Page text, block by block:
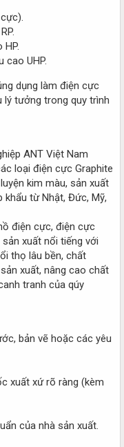
UHP.
dụng làm điện cực
lý tưởng trong quy trình
ANT Việt Nam
loại điện cực Graphite
kim màu, sản xuất
khẩu từ Nhật, Đức, Mỹ,
điện cực, điện cực
xuất nổi tiếng với
thọ lâu bền, chất
xuất, nâng cao chất
tranh của qúy
bản vẽ hoặc các yêu
xuất xứ rõ ràng (kèm
của nhà sản xuất.